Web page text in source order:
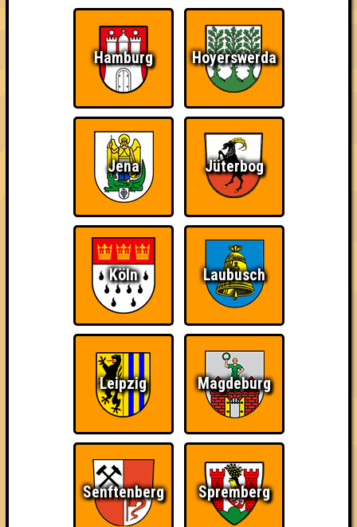
Quizveteran
Wir sind immer bei
Euch!
Nerven aus Stahl
The Amount of
Teilnahmen is too
damn high
Ich war da, vor 3000
Da-Da Da! Da-Da Da!
Knapp daneben! So kurz vorm Sieg!
Hamburg Hoyerswerda
Jena Jüterbog
Köln Laubusch
Leipzig Magdeburg
Senftenberg Spremberg